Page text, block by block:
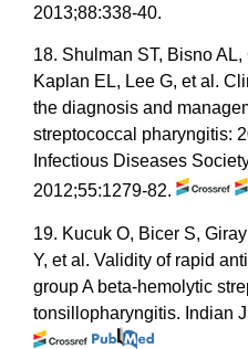
2013;88:338-40.
18. Shulman ST, Bisno
Kaplan EL, Lee G, et al.
the diagnosis and
streptococcal pharyngitis:
Infectious Diseases
2012;55:1279-82.
19. Kucuk O, Bicer S,
Y, et al. Validity of rapid
group A beta-hemolytic
tonsillopharyngitis. Indian